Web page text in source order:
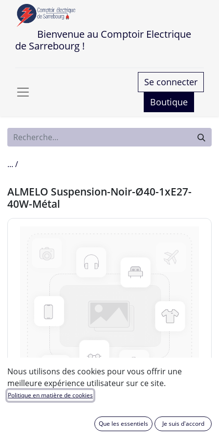
Bienvenue au Comptoir Electrique
de Sarrebourg !
Se connecter
Boutique
... /
ALMELO Suspension-Noir-Ø40-1xE27-
40W-Métal
Nous utilisons des cookies pour vous offrir une
meilleure expérience utilisateur sur ce site.
Politique en matière de cookies
Que les essentiels Je suis d'accord